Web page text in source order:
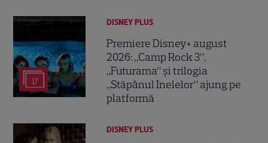
17
DISNEY PLUS
Premiere Disney+ august
2026: „Camp Rock 3”,
„Futurama” și trilogia
„Stăpânul Inelelor” ajung pe
platformă
DISNEY PLUS